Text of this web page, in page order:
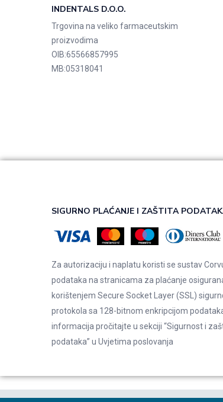
INDENTALS D.O.O.
Trgovina na veliko farmaceutskim
proizvodima
OIB:65566857995
MB:05318041
SIGURNO PLAĆANJE I ZAŠTITA
Za autorizaciju i naplatu koristi se sustav
podataka na stranicama za plaćanje
korištenjem Secure Socket Layer (SSL)
protokola sa 128-bitnom enkripcijom
informacija pročitajte u sekciji “Sigurnost i
podataka” u Uvjetima poslovanja